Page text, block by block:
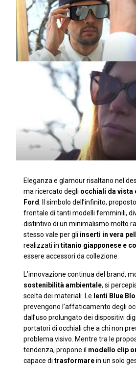
Eleganza e glamour risaltano nel
ma ricercato degli occhiali da vista
Ford
. Il simbolo dell’infinito,
frontale di tanti modelli femminili,
distintivo di un minimalismo molto
stesso vale per gli inserti in vera
realizzati in titanio giapponese e
essere accessori da collezione.
L’innovazione continua del brand,
sostenibilità ambientale, si
scelta dei materiali. Le lenti Blue
prevengono l’affaticamento degli
dall’uso prolungato dei dispositivi
portatori di occhiali che a chi non
problema visivo. Mentre tra le
tendenza, propone il modello clip
capace di trasformarein un solo